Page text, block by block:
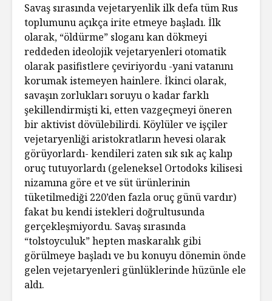
Savaş sırasında vejetaryenlik ilk defa tüm Rus
toplumunu açıkça irite etmeye başladı. İlk
olarak, “öldürme” sloganı kan dökmeyi
reddeden ideolojik vejetaryenleri otomatik
olarak pasifistlere çeviriyordu -yani vatanını
korumak istemeyen hainlere. İkinci olarak,
savaşın zorlukları soruyu o kadar farklı
şekillendirmişti ki, etten vazgeçmeyi öneren
bir aktivist dövülebilirdi. Köylüler ve işçiler
vejetaryenliği aristokratların hevesi olarak
görüyorlardı- kendileri zaten sık sık aç kalıp
oruç tutuyorlardı (geleneksel Ortodoks kilisesi
nizamına göre et ve süt ürünlerinin
tüketilmediği 220’den fazla oruç günü vardır)
fakat bu kendi istekleri doğrultusunda
gerçekleşmiyordu. Savaş sırasında
“tolstoyculuk” hepten maskaralık gibi
görülmeye başladı ve bu konuyu dönemin önde
gelen vejetaryenleri günlüklerinde hüzünle ele
aldı.